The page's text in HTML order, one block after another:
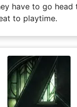
have to go head
to playtime.